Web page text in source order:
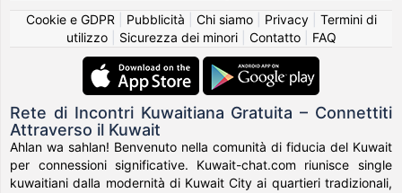
Cookie e GDPR
Pubblicità Chi siamo| Privacy| Termini di
utilizzo| Sicurezza dei minori| Contatto| FAQ
Rete di Incontri Kuwaitiana Gratuita – Connettiti
Attraverso il Kuwait
Ahlan wa sahlan! Benvenuto nella comunità di fiducia del Kuwait
per connessioni significative. Kuwait-chat.com riunisce single
kuwaitiani dalla modernità di Kuwait City ai quartieri tradizionali,